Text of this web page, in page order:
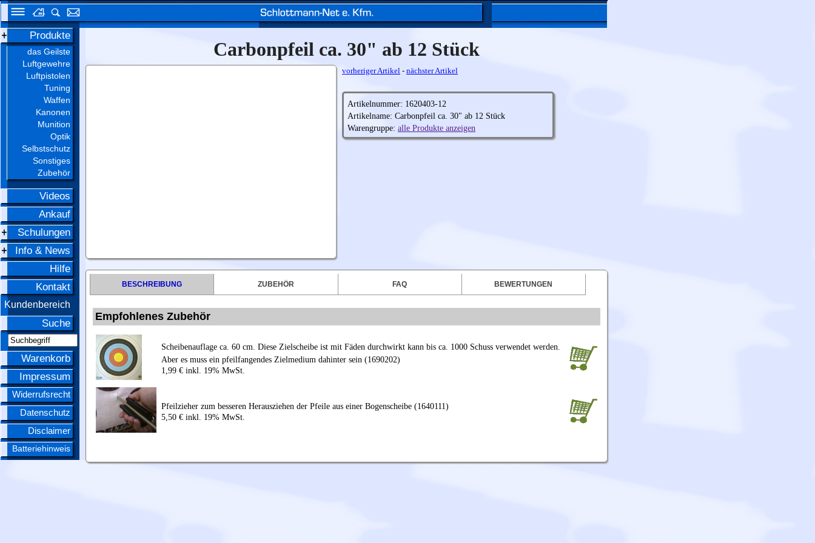
Produkte
das Geilste
Luftgewehre
Luftpistolen
Tuning
Waffen
Kanonen
Munition
Optik
Selbstschutz
Sonstiges
Zubehör
Videos
Ankauf
Schulungen
Info & News
Hilfe
Kontakt
Kundenbereich
Suche
Warenkorb
Impressum
Widerrufsrecht
Datenschutz
Disclaimer
Batteriehinweis
Carbonpfeil ca. 30" ab 12 Stück
vorheriger Artikel - nächster Artikel
Artikelnummer: 1620403-12
Artikelname: Carbonpfeil ca. 30" ab 12 Stück
Warengruppe: alle Produkte anzeigen
BESCHREIBUNG ZUBEHÖR FAQ BEWERTUNGEN
Empfohlenes Zubehör
Scheibenauflage ca. 60 cm. Diese Zielscheibe ist mit Fäden durchwirkt kann bis ca. 1000 Schuss verwendet werden.
Aber es muss ein pfeilfangendes Zielmedium dahinter sein (1690202)
1,99 € inkl. 19% MwSt.
Pfeilzieher zum besseren Herausziehen der Pfeile aus einer Bogenscheibe (1640111)
5,50 € inkl. 19% MwSt.